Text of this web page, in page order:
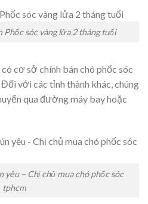
Phốc sóc vàng lửa 2 tháng tuổi
cơ sở chính bán chó phốc sóc
với các tỉnh thành khác, chúng
qua đường máy bay hoặc
yêu – Chị chủ mua chó phốc sóc
tphcm